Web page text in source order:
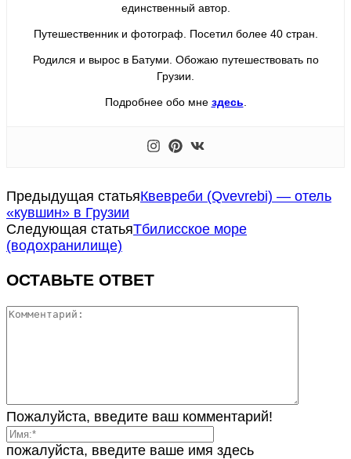
единственный автор.
Путешественник и фотограф. Посетил более 40 стран.
Родился и вырос в Батуми. Обожаю путешествовать по
Грузии.
Подробнее обо мне здесь
Предыдущая статьяКвевреби (Qvevrebi) — отель
«кувшин» в Грузии
Следующая статьяТбилисское море
(водохранилище)
ОСТАВЬТЕ ОТВЕТ
Пожалуйста, введите ваш комментарий!
пожалуйста, введите ваше имя здесь